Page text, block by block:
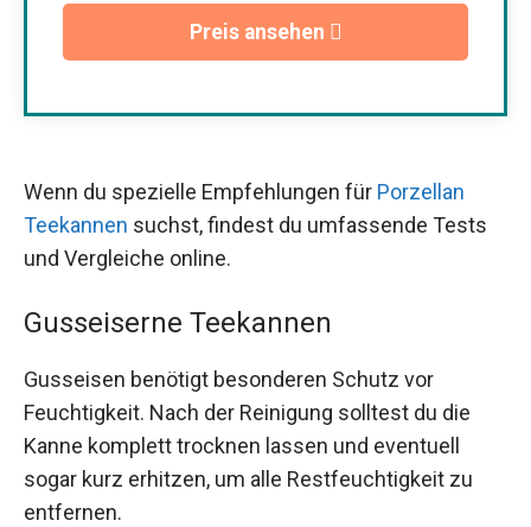
Preis ansehen
Wenn du spezielle Empfehlungen für Porzellan
Teekannen suchst, findest du umfassende Tests
und Vergleiche online.
Gusseiserne Teekannen
Gusseisen benötigt besonderen Schutz vor
Feuchtigkeit. Nach der Reinigung solltest du die
Kanne komplett trocknen lassen und eventuell
sogar kurz erhitzen, um alle Restfeuchtigkeit zu
entfernen.